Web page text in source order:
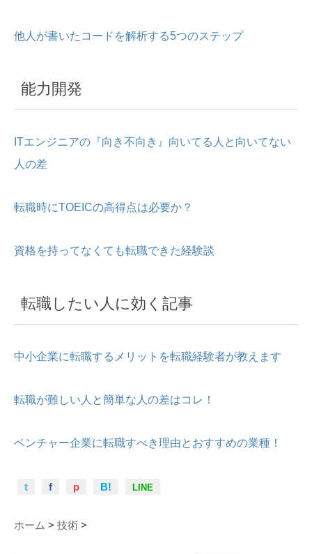
他人が書いたコードを解析する5つのステップ
能力開発
ITエンジニアの『向き不向き』向いてる人と向いてない
人の差
転職時にTOEICの高得点は必要か？
資格を持ってなくても転職できた経験談
転職したい人に効く記事
中小企業に転職するメリットを転職経験者が教えます
転職が難しい人と簡単な人の差はコレ！
ベンチャー企業に転職すべき理由とおすすめの業種！
t f p B! LINE
ホーム > 技術 >